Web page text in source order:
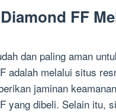
FF
dan paling aman
adalah melalui situs
jaminan
yang dibeli. Selain itu,